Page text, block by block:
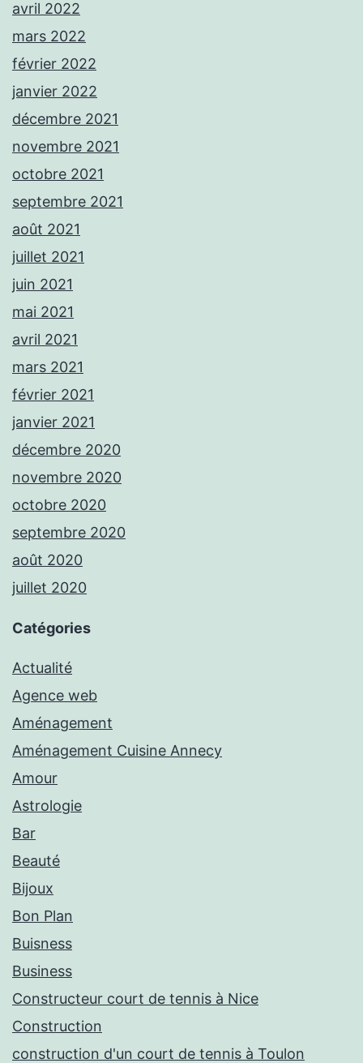
avril 2022
mars 2022
février 2022
janvier 2022
décembre 2021
novembre 2021
octobre 2021
septembre 2021
août 2021
juillet 2021
juin 2021
mai 2021
avril 2021
mars 2021
février 2021
janvier 2021
décembre 2020
novembre 2020
octobre 2020
septembre 2020
août 2020
juillet 2020
Catégories
Actualité
Agence web
Aménagement
Aménagement Cuisine Annecy
Amour
Astrologie
Bar
Beauté
Bijoux
Bon Plan
Buisness
Business
Constructeur court de tennis à Nice
Construction
construction d'un court de tennis à Toulon